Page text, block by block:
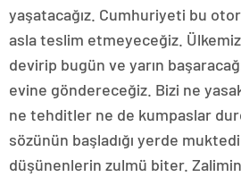
yaşatacağız. Cumhuriyeti bu
asla teslim etmeyeceğiz.
devirip bugün ve yarın
evine göndereceğiz. Bizi ne
ne tehditler ne de kumpaslar
sözünün başladığı yerde
düşünenlerin zulmü biter.